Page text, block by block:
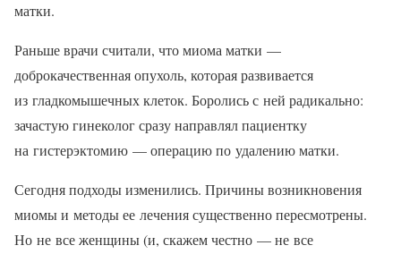
матки.
Раньше врачи считали, что миома матки —
доброкачественная опухоль, которая развивается
из гладкомышечных клеток. Боролись с ней радикально:
зачастую гинеколог сразу направлял пациентку
на гистерэктомию — операцию по удалению матки.
Сегодня подходы изменились. Причины возникновения
миомы и методы ее лечения существенно пересмотрены.
Но не все женщины (и, скажем честно — не все